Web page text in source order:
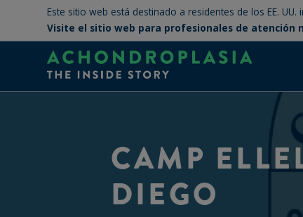
Este sitio web está destinado a residentes de los EE.
Visite el sitio web para profesionales de atención
CAMP
DIEGO